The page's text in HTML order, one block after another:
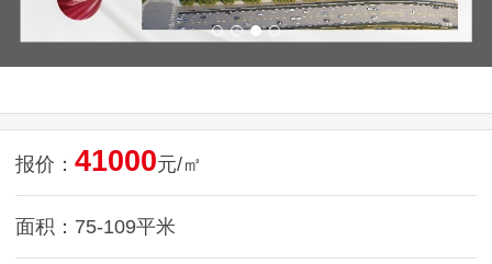
报价： 41000元/㎡
面积：75-109平米